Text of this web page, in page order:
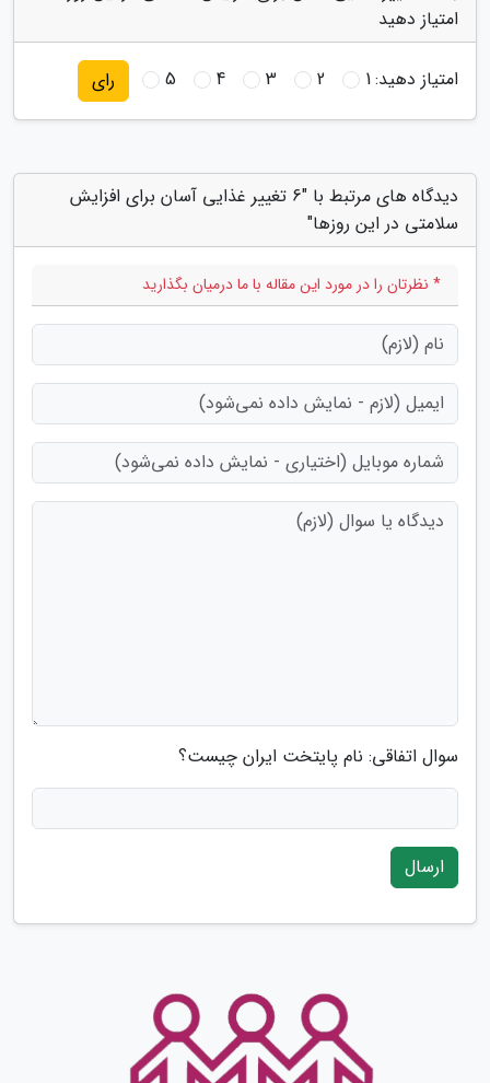
امتیاز دهید
امتیاز دهید:1
2
3
4
5 رای
دیدگاه های مرتبط با "6 تغییر غذایی آسان برای افزایش
سلامتی در این روزها"
* نظرتان را در مورد این مقاله با ما درمیان بگذارید
سوال اتفاقی: نام پایتخت ایران چیست؟
ارسال